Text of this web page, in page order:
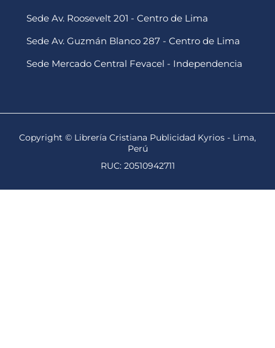
Sede Av. Roosevelt 201 - Centro de Lima
Sede Av. Guzmán Blanco 287 - Centro de Lima
Sede Mercado Central Fevacel - Independencia
Copyright © Librería Cristiana Publicidad Kyrios - Lima,
Perú
RUC: 20510942711